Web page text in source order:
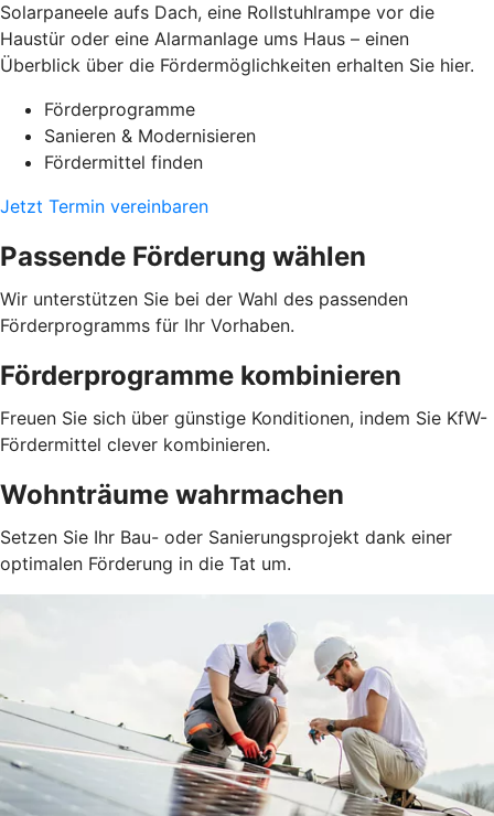
Solarpaneele aufs Dach, eine Rollstuhlrampe vor die
Haustür oder eine Alarmanlage ums Haus – einen
Überblick über die Fördermöglichkeiten erhalten Sie hier.
Förderprogramme
Sanieren & Modernisieren
Fördermittel finden
Jetzt Termin vereinbaren
Passende Förderung wählen
Wir unterstützen Sie bei der Wahl des passenden
Förderprogramms für Ihr Vorhaben.
Förderprogramme kombinieren
Freuen Sie sich über günstige Konditionen, indem Sie KfW-
Fördermittel clever kombinieren.
Wohnträume wahrmachen
Setzen Sie Ihr Bau- oder Sanierungsprojekt dank einer
optimalen Förderung in die Tat um.